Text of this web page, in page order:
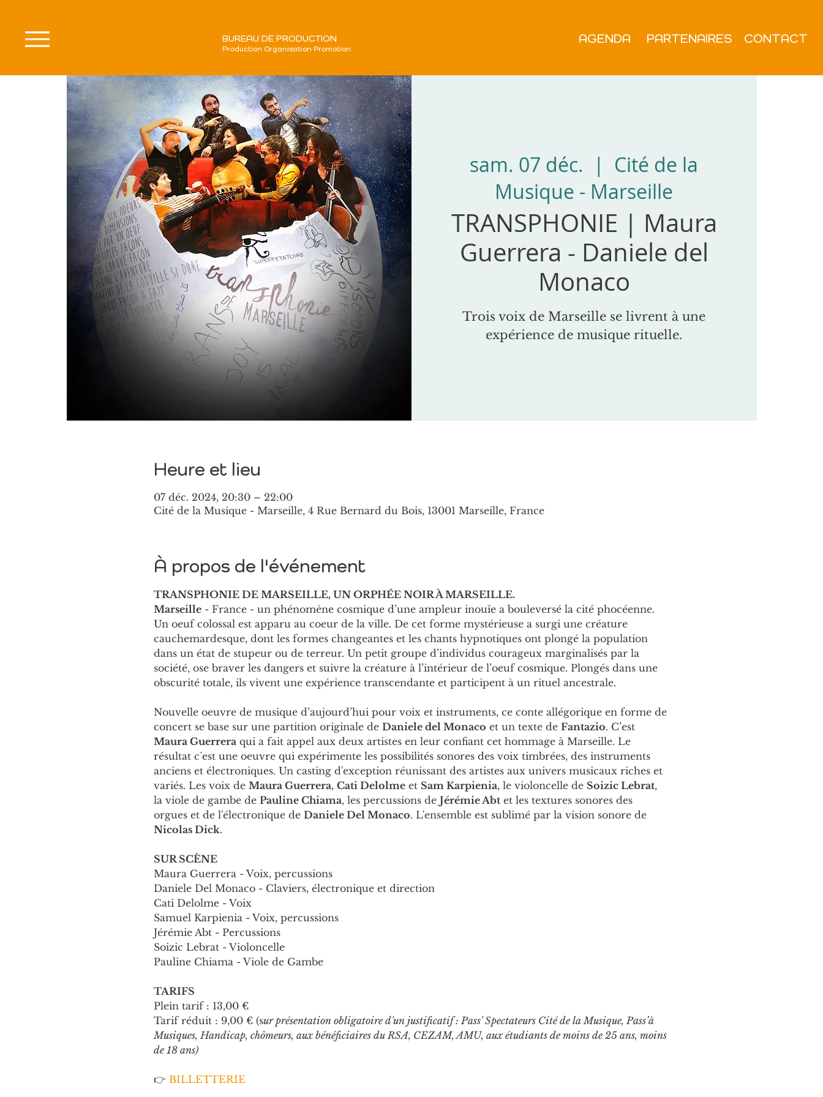
BUREAU DE PRODUCTION
Production Organisation Promotion
AGENDA PARTENAIRES CONTACT
sam. 07 déc.
  |
Cité de la
Musique - Marseille
TRANSPHONIE | Maura
Guerrera - Daniele del
Monaco
Trois voix de Marseille se livrent à une
expérience de musique rituelle.
Heure et lieu
07 déc. 2024, 20:30 – 22:00
Cité de la Musique - Marseille, 4 Rue Bernard du Bois, 13001 Marseille, France
À propos de l'événement
TRANSPHONIE DE MARSEILLE, UN ORPHÉE NOIR À MARSEILLE.
Marseille - France - un phénomène cosmique d’une ampleur inouïe a bouleversé la cité phocéenne.
Un oeuf colossal est apparu au coeur de la ville. De cet forme mystérieuse a surgi une créature
cauchemardesque, dont les formes changeantes et les chants hypnotiques ont plongé la population
dans un état de stupeur ou de terreur. Un petit groupe d’individus courageux marginalisés par la
société, ose braver les dangers et suivre la créature à l’intérieur de l’oeuf cosmique. Plongés dans une
obscurité totale, ils vivent une expérience transcendante et participent à un rituel ancestrale.
Nouvelle oeuvre de musique d’aujourd’hui pour voix et instruments, ce conte allégorique en forme de
concert se base sur une partition originale de Daniele del Monaco et un texte de Fantazio. C’est
Maura Guerrera qui a fait appel aux deux artistes en leur confiant cet hommage à Marseille. Le
résultat c´est une oeuvre qui expérimente les possibilités sonores des voix timbrées, des instruments
anciens et électroniques. Un casting d'exception réunissant des artistes aux univers musicaux riches et
variés. Les voix de Maura Guerrera, Cati Delolme et Sam Karpienia, le violoncelle de Soizic Lebrat,
la viole de gambe de Pauline Chiama, les percussions de Jérémie Abt et les textures sonores des
orgues et de l'électronique de Daniele Del Monaco. L'ensemble est sublimé par la vision sonore de
Nicolas Dick.
SUR SCÈNE
Maura Guerrera - Voix, percussions
Daniele Del Monaco - Claviers, électronique et direction
Cati Delolme - Voix
Samuel Karpienia - Voix, percussions
Jérémie Abt - Percussions
Soizic Lebrat - Violoncelle
Pauline Chiama - Viole de Gambe
TARIFS
Plein tarif : 13,00 €
Tarif réduit : 9,00 € (sur présentation obligatoire d'un justificatif : Pass' Spectateurs Cité de la Musique, Pass’à
Musiques, Handicap, chômeurs, aux bénéficiaires du RSA, CEZAM, AMU, aux étudiants de moins de 25 ans, moins
de 18 ans)
👉 BILLETTERIE